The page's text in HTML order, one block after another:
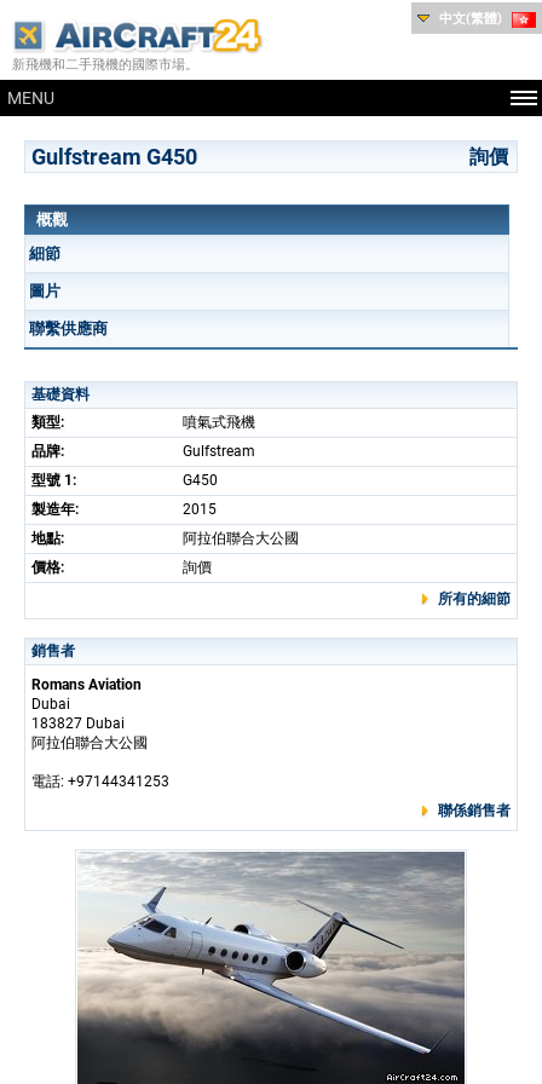
新飛機和二手飛機的國際市場。
MENU
中文(繁體)
Gulfstream G450 詢價
概觀
細節
圖片
聯繫供應商
基礎資料
類型:
噴氣式飛機
品牌:
Gulfstream
型號 1:
G450
製造年:
2015
地點:
阿拉伯聯合大公國
價格:
詢價
所有的細節
銷售者
Romans Aviation
Dubai
183827 Dubai
阿拉伯聯合大公國
電話: +97144341253
聯係銷售者